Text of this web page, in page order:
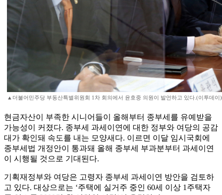
▲더불어민주당 부동산특별위원회 1차 회의에서 윤호중 의원이 발언하고 있다.(이투데이)
현금자산이 부족한 시니어들이 올해부터 종부세를 유예받을
가능성이 커졌다. 종부세 과세이연에 대한 정부와 여당의 공감
대가 확인돼 속도를 내는 모양새다. 이르면 이달 임시국회에
종부세법 개정안이 통과돼 올해 종부세 부과분부터 과세이연
이 시행될 것으로 기대된다.
기획재정부와 여당은 고령자 종부세 과세이연 방안을 검토하
고 있다. 대상으로는 ‘주택에 실거주 중인 60세 이상 1주택자